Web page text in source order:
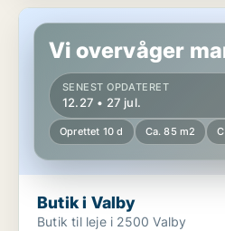
Butik i Valby
Vi overvåger
SENEST OPDATERET
12.27 • 27 jul.
Oprettet 10 d Ca. 85 m2
Butik i Valby
Butik til leje i 2500 Valby